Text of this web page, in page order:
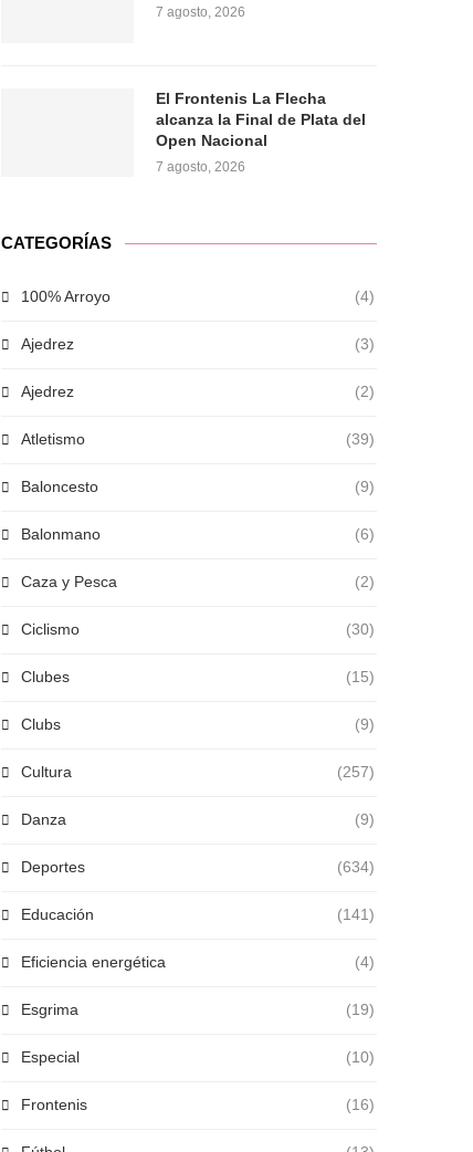
7 agosto, 2026
El Frontenis La Flecha
alcanza la Final de Plata del
Open Nacional
7 agosto, 2026
CATEGORÍAS
100% Arroyo (4)
Ajedrez (3)
Ajedrez (2)
Atletismo (39)
Baloncesto (9)
Balonmano (6)
Caza y Pesca (2)
Ciclismo (30)
Clubes (15)
Clubs (9)
Cultura (257)
Danza (9)
Deportes (634)
Educación (141)
Eficiencia energética (4)
Esgrima (19)
Especial (10)
Frontenis (16)